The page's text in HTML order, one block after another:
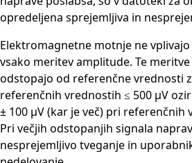
opredeljena sprejemljiva in
Elektromagnetne motnje ne
vsako meritev amplitude. Te
odstopajo od referenčne vrednosti
referenčnih vrednostih ≤ 500 μV
± 100 μV (kar je več) pri referenčnih
Pri večjih odstopanjih signala
nesprejemljivo tveganje in